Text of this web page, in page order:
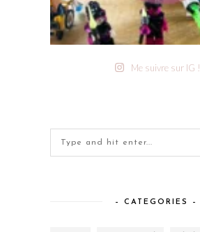
Me suivre sur IG !
– CATEGORIES –